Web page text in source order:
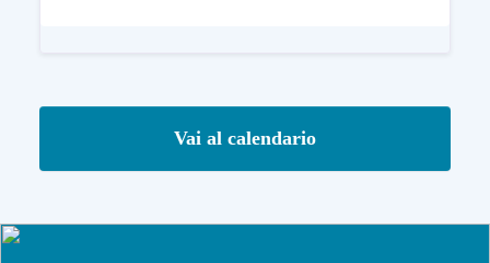
Vai al calendario